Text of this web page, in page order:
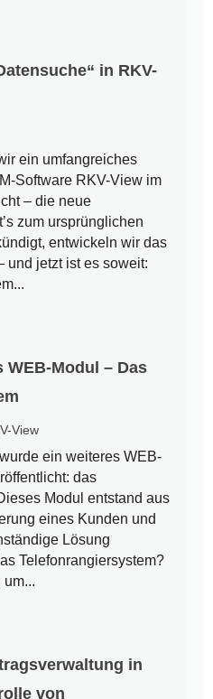
in RKV-
ein umfangreiches
Software RKV-View im
– die neue
zum ursprünglichen
entwickeln wir das
und jetzt ist es soweit:
WEB-Modul – Das
View
ein weiteres WEB-
das
Modul entstand aus
eines Kunden und
Lösung
Telefonrangiersystem?
um...
in
von